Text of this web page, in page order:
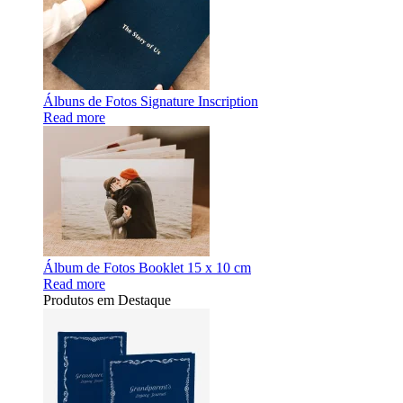
Álbuns de Fotos Signature Inscription
Read more
Álbum de Fotos Booklet 15 x 10 cm
Read more
Produtos em Destaque